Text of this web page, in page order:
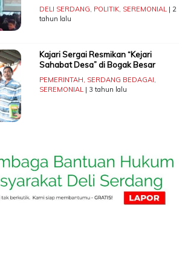
DELI SERDANG, POLITIK, SEREMONIAL| 2
tahun lalu
Kajari Sergai Resmikan “Kejari
Sahabat Desa” di Bogak Besar
PEMERINTAH, SERDANG BEDAGAI,
SEREMONIAL| 3 tahun lalu